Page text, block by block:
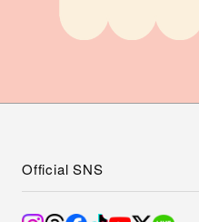
Official SNS